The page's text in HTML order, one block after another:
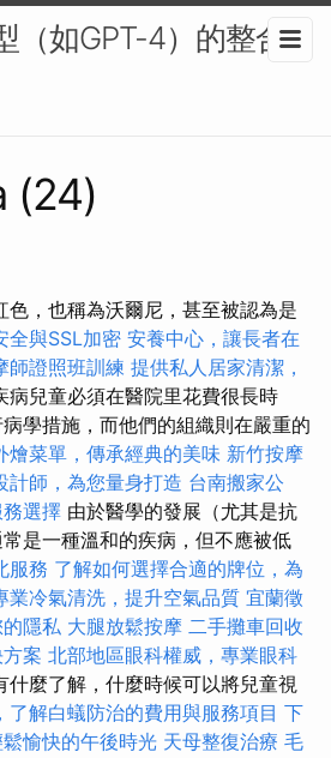
（如GPT-4）的整合
(24)
色，也稱為沃爾尼，甚至被認為是
全與SSL加密 安養中心，讓長者在
師證照班訓練 提供私人居家清潔，
病兒童必須在醫院里花費很長時
學措施，而他們的組織則在嚴重的
燴菜單，傳承經典的美味 新竹按摩
計師，為您量身打造 台南搬家公
選擇 由於醫學的發展（尤其是抗
是一種溫和的疾病，但不應被低
服務 了解如何選擇合適的牌位，為
業冷氣清洗，提升空氣品質 宜蘭徵
隱私 大腿放鬆按摩 二手攤車回收
案 北部地區眼科權威，專業眼科
什麼了解，什麼時候可以將兒童視
了解白蟻防治的費用與服務項目 下
愉快的午後時光 天母整復治療 毛